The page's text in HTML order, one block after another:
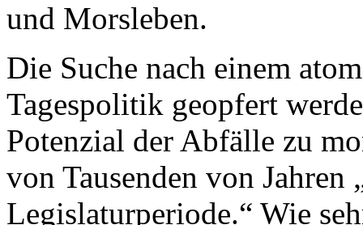
und Morsleben.
Die Suche nach einem
Tagespolitik geopfert
Potenzial der Abfälle zu
von Tausenden von
Legislaturperiode.“ Wie